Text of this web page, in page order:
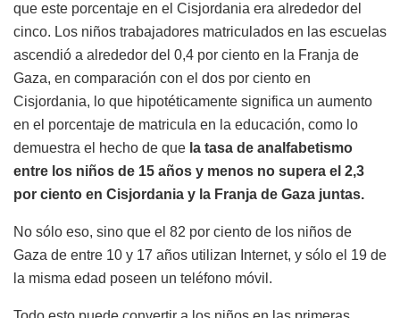
que este porcentaje en el Cisjordania era alrededor del
cinco. Los niños trabajadores matriculados en las escuelas
ascendió a alrededor del 0,4 por ciento en la Franja de
Gaza, en comparación con el dos por ciento en
Cisjordania, lo que hipotéticamente significa un aumento
en el porcentaje de matricula en la educación, como lo
demuestra el hecho de que la tasa de analfabetismo
entre los niños de 15 años y menos no supera el 2,3
por ciento en Cisjordania y la Franja de Gaza juntas.
No sólo eso, sino que el 82 por ciento de los niños de
Gaza de entre 10 y 17 años utilizan Internet, y sólo el 19 de
la misma edad poseen un teléfono móvil.